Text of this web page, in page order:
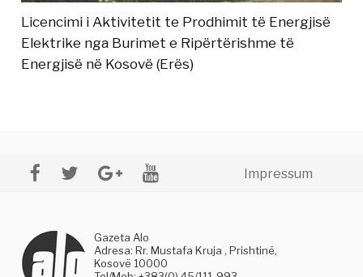
Licencimi i Aktivitetit te Prodhimit të Energjisë
Elektrike nga Burimet e Ripërtërishme të
Energjisë në Kosovë (Erës)
Impressum
Gazeta Alo
Adresa: Rr. Mustafa Kruja , Prishtinë,
Kosovë 10000